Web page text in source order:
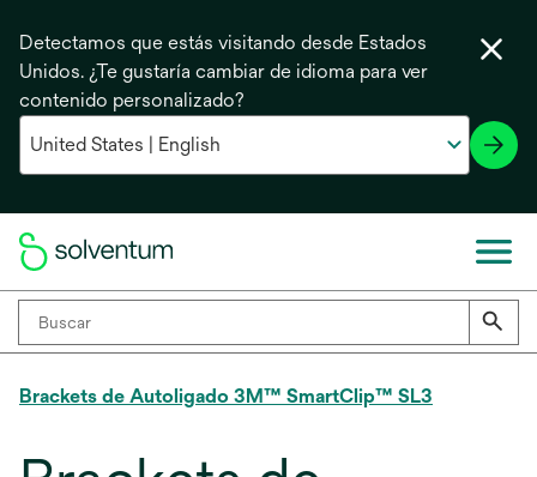
Detectamos que estás visitando desde Estados
Unidos. ¿Te gustaría cambiar de idioma para ver
contenido personalizado?
Brackets de Autoligado 3M™ SmartClip™ SL3